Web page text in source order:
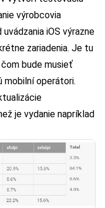
výrobcovia
iOS výrazne
zariadenia. Je tu
bude musieť
mobilní operátori.
je vydanie napríklad